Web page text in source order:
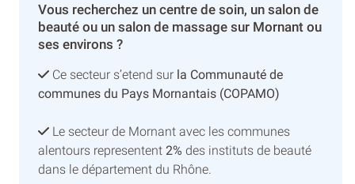
Vous recherchez un centre de soin, un salon de
beauté ou un salon de massage sur Mornant ou
ses environs ?
Ce secteur s’etend sur la Communauté de
communes du Pays Mornantais (COPAMO)
Le secteur de Mornant avec les communes
alentours representent 2% des instituts de beauté
dans le département du Rhône.